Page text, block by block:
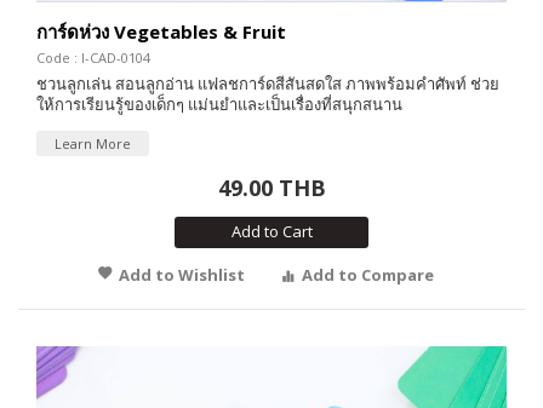
การ์ดห่วง Vegetables & Fruit
Code : I-CAD-0104
ชวนลูกเล่น สอนลูกอ่าน แฟลชการ์ดสีสันสดใส ภาพพร้อมคำศัพท์ ช่วย
ให้การเรียนรู้ของเด็กๆ แม่นยำและเป็นเรื่องที่สนุกสนาน
Learn More
49.00 THB
Add to Cart
Add to Wishlist
Add to Compare